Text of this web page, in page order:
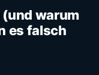
warum
es falsch